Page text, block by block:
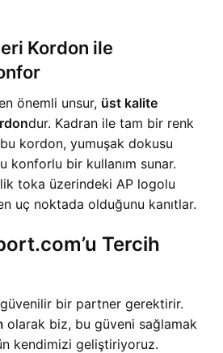
Kordon ile
önemli unsur, üst kalite
dur. Kadran ile tam bir renk
kordon, yumuşak dokusu
konforlu bir kullanım sunar.
toka üzerindeki AP logolu
uç noktada olduğunu kanıtlar.
Tercih
bir partner gerektirir.
olarak biz, bu güveni sağlamak
kendimizi geliştiriyoruz.